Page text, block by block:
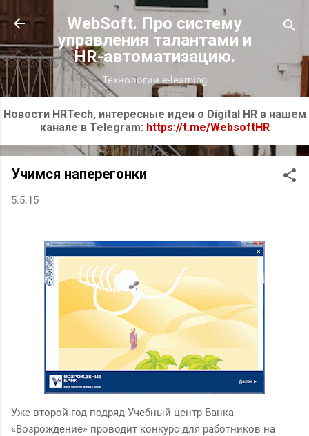
К основному контенту
WebSoft. Про систему
управления талантами и
HR-автоматизацию.
Технологии e-learning
Новости HRTech, интересные идеи о Digital HR в нашем
канале в Telegram: https://t.me/WebsoftHR
Учимся наперегонки
5.5.15
Уже второй год подряд Учебный центр Банка
«Возрождение» проводит конкурс для работников на